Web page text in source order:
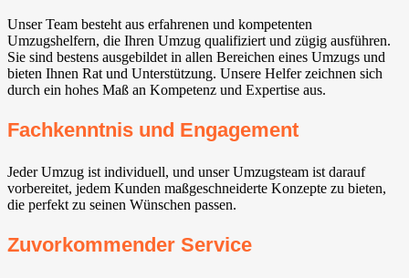
Unser Team besteht aus erfahrenen und kompetenten
Umzugshelfern, die Ihren Umzug qualifiziert und zügig ausführen.
Sie sind bestens ausgebildet in allen Bereichen eines Umzugs und
bieten Ihnen Rat und Unterstützung. Unsere Helfer zeichnen sich
durch ein hohes Maß an Kompetenz und Expertise aus.
Fachkenntnis und Engagement
Jeder Umzug ist individuell, und unser Umzugsteam ist darauf
vorbereitet, jedem Kunden maßgeschneiderte Konzepte zu bieten,
die perfekt zu seinen Wünschen passen.
Zuvorkommender Service